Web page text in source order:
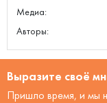
Медиа:
Авторы:
Выразите своё
Пришло время, и мы